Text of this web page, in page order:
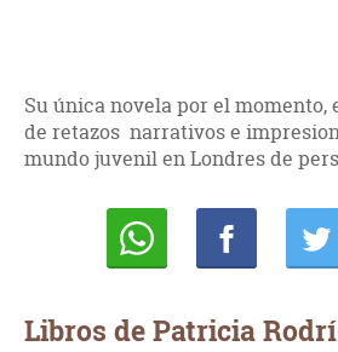
Su única novela por el momento,
de retazos narrativos e
mundo juvenil en Londres de
Libros de Patricia